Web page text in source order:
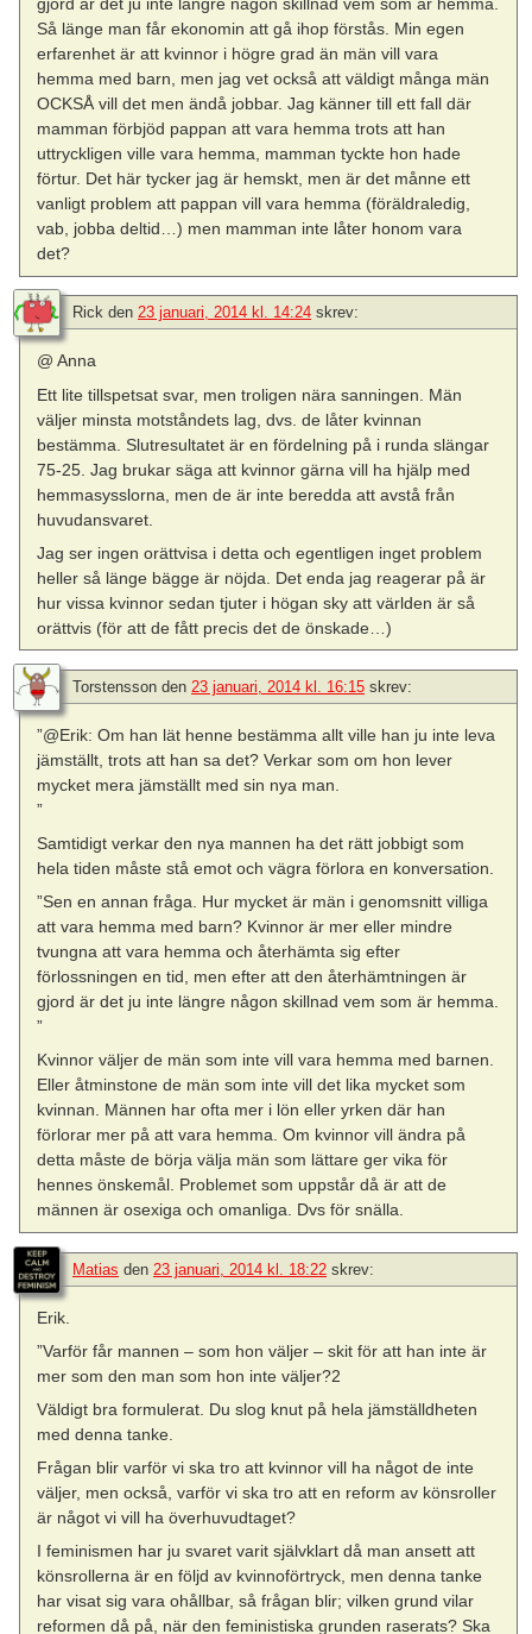
gjord är det ju inte längre någon skillnad vem som är hemma.
Så länge man får ekonomin att gå ihop förstås. Min egen
erfarenhet är att kvinnor i högre grad än män vill vara
hemma med barn, men jag vet också att väldigt många män
OCKSÅ vill det men ändå jobbar. Jag känner till ett fall där
mamman förbjöd pappan att vara hemma trots att han
uttryckligen ville vara hemma, mamman tyckte hon hade
förtur. Det här tycker jag är hemskt, men är det månne ett
vanligt problem att pappan vill vara hemma (föräldraledig,
vab, jobba deltid…) men mamman inte låter honom vara
det?
Rick den 23 januari, 2014 kl. 14:24 skrev:
@ Anna
Ett lite tillspetsat svar, men troligen nära sanningen. Män
väljer minsta motståndets lag, dvs. de låter kvinnan
bestämma. Slutresultatet är en fördelning på i runda slängar
75-25. Jag brukar säga att kvinnor gärna vill ha hjälp med
hemmasysslorna, men de är inte beredda att avstå från
huvudansvaret.
Jag ser ingen orättvisa i detta och egentligen inget problem
heller så länge bägge är nöjda. Det enda jag reagerar på är
hur vissa kvinnor sedan tjuter i högan sky att världen är så
orättvis (för att de fått precis det de önskade…)
Torstensson den 23 januari, 2014 kl. 16:15 skrev:
”@Erik: Om han lät henne bestämma allt ville han ju inte leva
jämställt, trots att han sa det? Verkar som om hon lever
mycket mera jämställt med sin nya man.
”
Samtidigt verkar den nya mannen ha det rätt jobbigt som
hela tiden måste stå emot och vägra förlora en konversation.
”Sen en annan fråga. Hur mycket är män i genomsnitt villiga
att vara hemma med barn? Kvinnor är mer eller mindre
tvungna att vara hemma och återhämta sig efter
förlossningen en tid, men efter att den återhämtningen är
gjord är det ju inte längre någon skillnad vem som är hemma.
”
Kvinnor väljer de män som inte vill vara hemma med barnen.
Eller åtminstone de män som inte vill det lika mycket som
kvinnan. Männen har ofta mer i lön eller yrken där han
förlorar mer på att vara hemma. Om kvinnor vill ändra på
detta måste de börja välja män som lättare ger vika för
hennes önskemål. Problemet som uppstår då är att de
männen är osexiga och omanliga. Dvs för snälla.
Matias den 23 januari, 2014 kl. 18:22 skrev:
Erik.
”Varför får mannen – som hon väljer – skit för att han inte är
mer som den man som hon inte väljer?2
Väldigt bra formulerat. Du slog knut på hela jämställdheten
med denna tanke.
Frågan blir varför vi ska tro att kvinnor vill ha något de inte
väljer, men också, varför vi ska tro att en reform av könsroller
är något vi vill ha överhuvudtaget?
I feminismen har ju svaret varit självklart då man ansett att
könsrollerna är en följd av kvinnoförtryck, men denna tanke
har visat sig vara ohållbar, så frågan blir; vilken grund vilar
reformen då på, när den feministiska grunden raserats? Ska